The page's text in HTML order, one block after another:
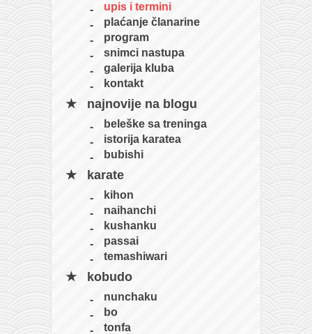
upis i termini
plaćanje članarine
program
snimci nastupa
galerija kluba
kontakt
najnovije na blogu
beleške sa treninga
istorija karatea
bubishi
karate
kihon
naihanchi
kushanku
passai
temashiwari
kobudo
nunchaku
bo
tonfa